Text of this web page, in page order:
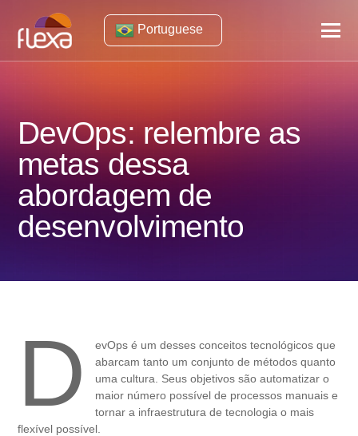
Portuguese
DevOps: relembre as
metas dessa
abordagem de
desenvolvimento
D
evOps é um desses conceitos tecnológicos que
abarcam tanto um conjunto de métodos quanto
uma cultura. Seus objetivos são automatizar o
maior número possível de processos manuais e
tornar a infraestrutura de tecnologia o mais
flexível possível.